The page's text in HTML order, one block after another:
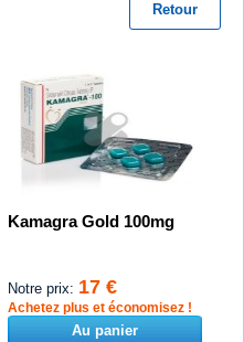
Retour
Kamagra Gold 100mg
Notre prix: 17 €
Achetez plus et économisez !
Au panier